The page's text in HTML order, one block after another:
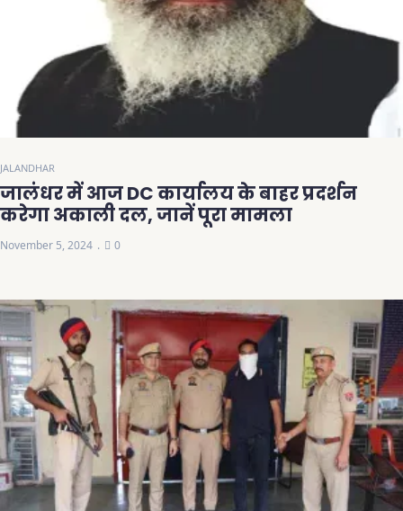
JALANDHAR
जालंधर में आज DC कार्यालय के बाहर प्रदर्शन
करेगा अकाली दल, जानें पूरा मामला
November 5, 2024 0